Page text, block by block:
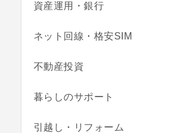
資産運用・銀行
ネット回線・格安SIM
不動産投資
暮らしのサポート
引越し・リフォーム